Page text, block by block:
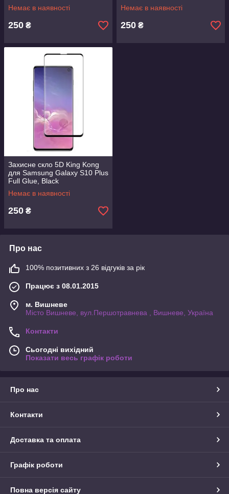
Немає в наявності
250 ₴
Немає в наявності
250 ₴
Захисне скло 5D King Kong
для Samsung Galaxy S10 Plus
Full Glue, Black
Немає в наявності
250 ₴
Про нас
100% позитивних з 26 відгуків за рік
Працює з 08.01.2015
м. Вишневе
Місто Вишневе, вул.Першотравнева , Вишневе, Україна
Контакти
Сьогодні вихідний
Показати весь графік роботи
Про нас
Контакти
Доставка та оплата
Графік роботи
Повна версія сайту